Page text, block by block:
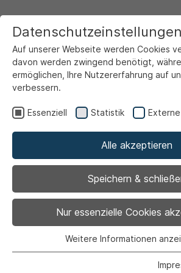
|Politik
Datenschutzeinstellungen
Auf unserer Webseite werden Cookies
davon werden zwingend benötigt,
ermöglichen, Ihre Nutzererfahrung auf
verbessern.
Essenziell Statistik
Alle akzeptieren
Speichern &
Nur essenzielle Cookies
Essenzielle Cookies werden für
Weitere Informationen